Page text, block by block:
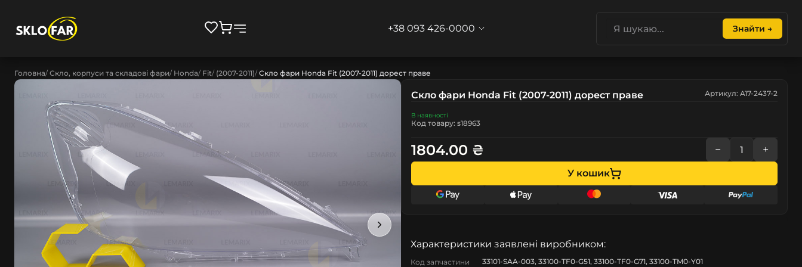
+38 093 426-0000 Знайти →
Головна Скло, корпуси та складові фари Honda Fit (2007-2011) Скло фари Honda Fit (2007-2011) дорест праве
Скло фари Honda Fit (2007-2011) дорест праве Артикул: A17-2437-2
В наявності
Код товару: s18963
1804.00 ₴ − +
У кошик
Характеристики заявлені виробником:
Код запчастини 33101-SAA-003, 33100-TF0-G51, 33100-TF0-G71, 33100-TM0-Y01